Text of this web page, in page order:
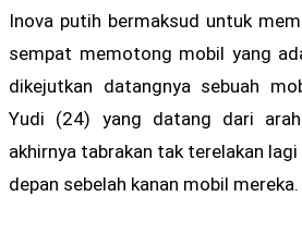
Inova putih bermaksud untuk
sempat memotong mobil yang
dikejutkan datangnya sebuah
Yudi (24) yang datang dari arah
akhirnya tabrakan tak terelakan
depan sebelah kanan mobil mereka.